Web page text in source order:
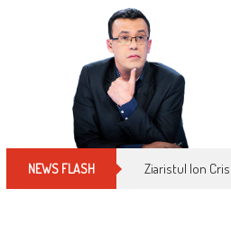
NEWS FLASH Ziaristul Ion